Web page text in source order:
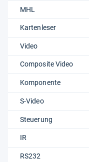
MHL
Kartenleser
Video
Composite Video
Komponente
S-Video
Steuerung
IR
RS232